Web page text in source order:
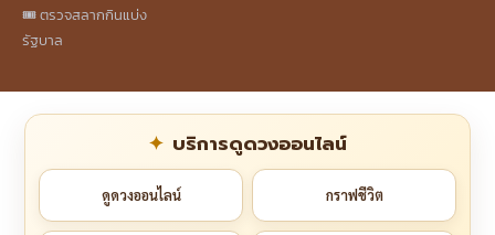
🎟️ ตรวจสลากกินแบ่ง
รัฐบาล
บริการดูดวงออนไลน์
ดูดวงออนไลน์ กราฟชีวิต